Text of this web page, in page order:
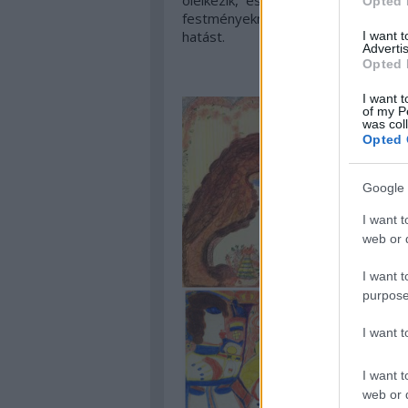
I want
Opted
I want
of my
was
Opted
Google
I want
web or
I want
I want
I want
web or
festményeknek a mélykék és a
hatást.